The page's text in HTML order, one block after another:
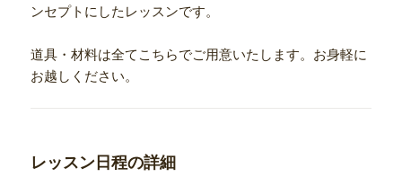
ンセプトにしたレッスンです。
道具・材料は全てこちらでご用意いたします。お身軽に
お越しください。
レッスン日程の詳細